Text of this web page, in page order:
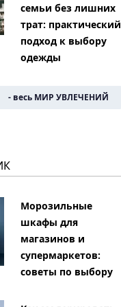
семьи без лишних
трат: практический
подход к выбору
одежды
- весь МИР УВЛЕЧЕНИЙ
Морозильные
шкафы для
магазинов и
супермаркетов:
советы по выбору